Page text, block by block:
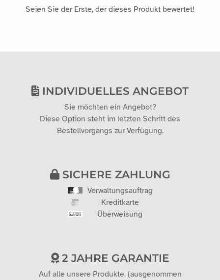
Seien Sie der Erste, der dieses Produkt bewertet!
INDIVIDUELLES ANGEBOT
Sie möchten ein Angebot?
Diese Option steht im letzten Schritt des
Bestellvorgangs zur Verfügung.
SICHERE ZAHLUNG
Verwaltungsauftrag
Kreditkarte
Überweisung
2 JAHRE GARANTIE
Auf alle unsere Produkte. (ausgenommen